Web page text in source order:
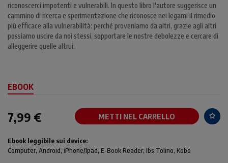
riconoscerci impotenti e vulnerabili. In questo libro l'autore suggerisce un
cammino di ricerca e sperimentazione che riconosce nei legami il rimedio
più efficace alla vulnerabilità: perché proveniamo da altri, grazie agli altri
possiamo uscire da noi stessi, sopportare le nostre debolezze e cercare di
alleggerire quelle altrui.
EBOOK
7,99 € METTI NEL CARRELLO
Ebook leggibile sui device:
Computer, Android, iPhone/Ipad, E-Book Reader, Ibs Tolino, Kobo